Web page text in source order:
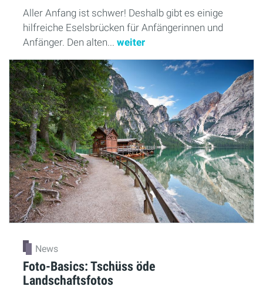
Aller Anfang ist schwer! Deshalb gibt es einige
hilfreiche Eselsbrücken für Anfängerinnen und
Anfänger. Den alten... weiter
News
Foto-Basics: Tschüss öde
Landschaftsfotos